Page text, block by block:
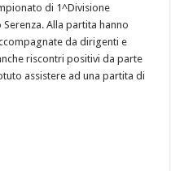
di 1^Divisione
Alla partita hanno
da dirigenti e
riscontri positivi da parte
assistere ad una partita di